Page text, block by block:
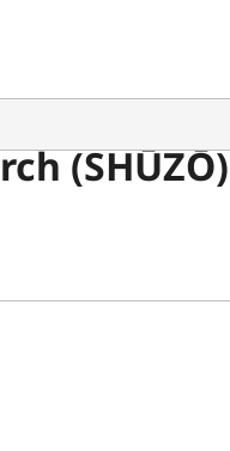
(SHŪZŌ)